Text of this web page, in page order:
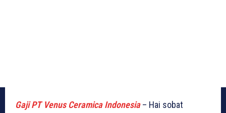
Gaji PT Venus Ceramica Indonesia– Hai sobat